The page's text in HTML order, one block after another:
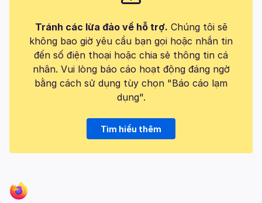
Tránh các lừa đảo về hỗ trợ. Chúng tôi sẽ
không bao giờ yêu cầu bạn gọi hoặc nhắn tin
đến số điện thoại hoặc chia sẻ thông tin cá
nhân. Vui lòng báo cáo hoạt động đáng ngờ
bằng cách sử dụng tùy chọn "Báo cáo lạm
dụng".
Tìm hiểu thêm